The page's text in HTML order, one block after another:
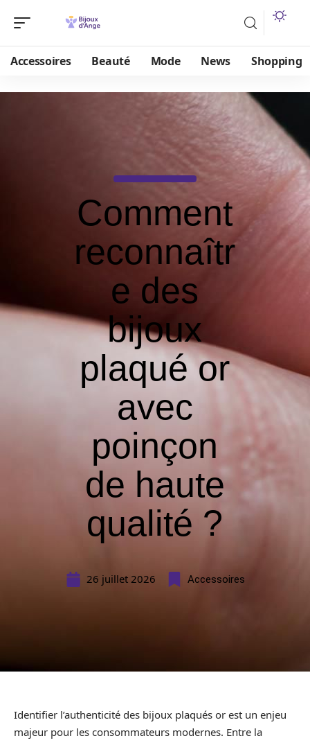
Accessoires Beauté Mode News Shopping
Comment
reconnaîtr
e des
bijoux
plaqué or
avec
poinçon
de haute
qualité ?
26 juillet 2026 Accessoires
Identifier l’authenticité des bijoux plaqués or est un enjeu
majeur pour les consommateurs modernes. Entre la